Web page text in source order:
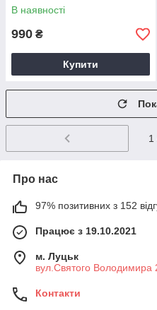
В наявності
990 ₴
Купити
1
Про нас
97% позитивних з 152
Працює з 19.10.2021
м. Луцьк
вул.Святого Володимира
Контакти